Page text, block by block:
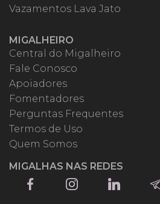
Vazamentos Lava Jato
MIGALHEIRO
Central do Migalheiro
Fale Conosco
Apoiadores
Fomentadores
Perguntas Frequentes
Termos de Uso
Quem Somos
MIGALHAS NAS REDES